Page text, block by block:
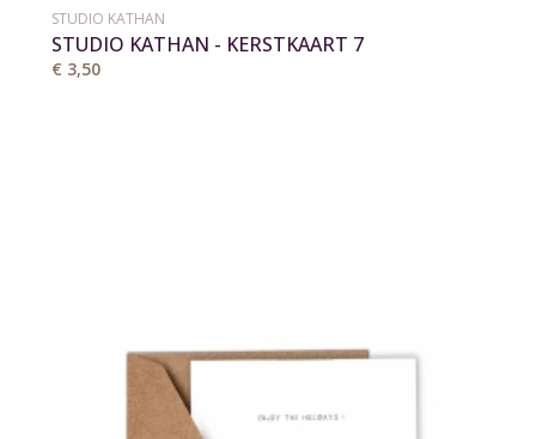
STUDIO KATHAN
STUDIO KATHAN - KERSTKAART 7
€ 3,50